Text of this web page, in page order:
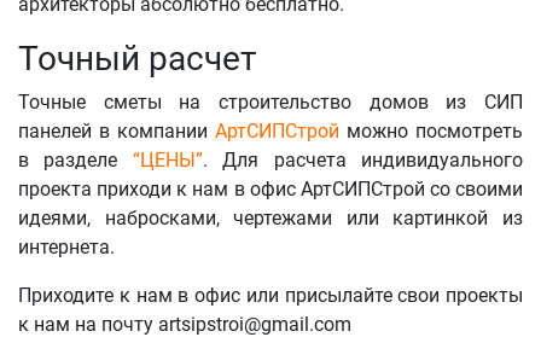
архитекторы абсолютно бесплатно.
Точный расчет
Точные сметы на строительство домов из СИП
панелей в компании АртСИПСтрой можно посмотреть
в разделе “ЦЕНЫ”. Для расчета индивидуального
проекта приходи к нам в офис АртСИПСтрой со своими
идеями, набросками, чертежами или картинкой из
интернета.
Приходите к нам в офис или присылайте свои проекты
к нам на почту artsipstroi@gmail.com